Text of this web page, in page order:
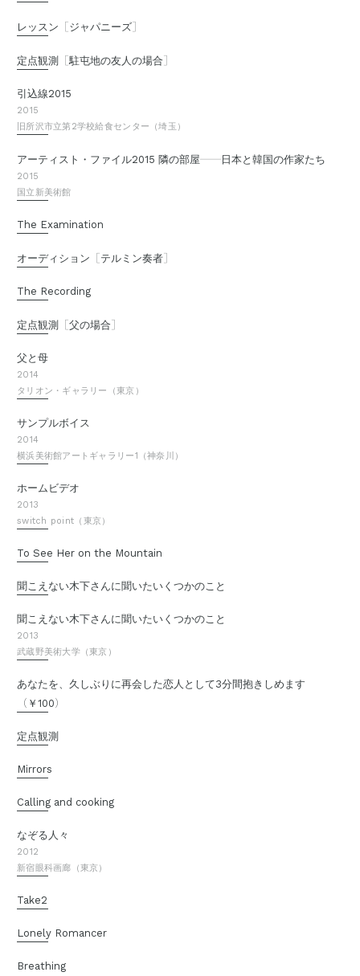
レッスン ［ジャパニーズ］
定点観測 ［駐屯地の友人の場合］
引込線2015
2015
旧所沢市立第2学校給食センター（埼玉）
アーティスト・ファイル2015 隣の部屋——日本と韓国の作家たち
2015
国立新美術館
The Examination
オーディション ［テルミン奏者］
The Recording
定点観測 ［父の場合］
父と母
2014
タリオン・ギャラリー（東京）
サンプルボイス
2014
横浜美術館アートギャラリー1（神奈川）
ホームビデオ
2013
switch point（東京）
To See Her on the Mountain
聞こえない木下さんに聞いたいくつかのこと
聞こえない木下さんに聞いたいくつかのこと
2013
武蔵野美術大学（東京）
あなたを、久しぶりに再会した恋人として3分間抱きしめます
（ ￥100）
定点観測
Mirrors
Calling and cooking
なぞる人々
2012
新宿眼科画廊（東京）
Take2
Lonely Romancer
Breathing